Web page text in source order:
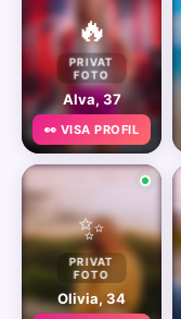
🔥
PRIVAT
FOTO
Alva, 37
👀 VISA PROFIL
✨
PRIVAT
FOTO
Olivia, 34